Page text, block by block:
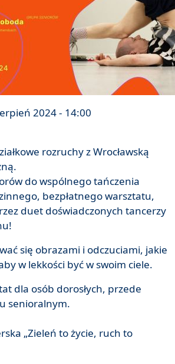
2024 - 14:00
rozruchy z Wrocławską
do wspólnego tańczenia
bezpłatnego warsztatu,
duet doświadczonych tancerzy
się obrazami i odczuciami, jakie
w lekkości być w swoim ciele.
dla osób dorosłych, przede
senioralnym.
„Zieleń to życie, ruch to